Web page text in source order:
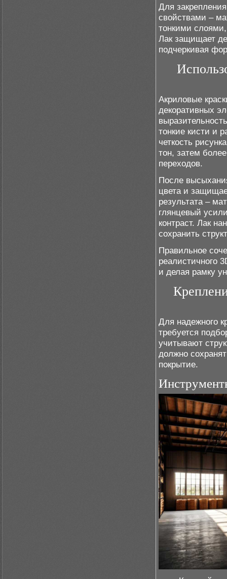
Для
свойствами –
тонкими
Лак защищает
подчеркивая
Акриловые
декоративных
тонкие кисти и
четкость
тон, затем
переходов.
После
цвета и
результата –
глянцевый
контраст. Лак
сохранить
Правильное
реалистичного
и делая рамку
Для надежного
требуется
учитывают
должно
покрытие.